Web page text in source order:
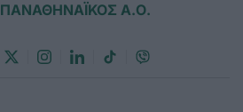
ΠΑΝΑΘΗΝΑΪΚΟΣ Α.Ο.